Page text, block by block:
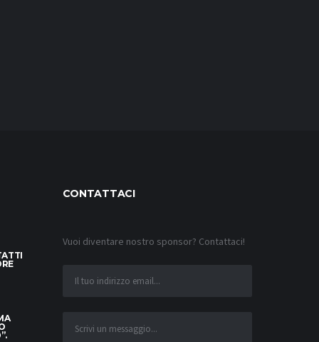
CONTATTACI
Vuoi diventare nostro sponsor? Contattaci!